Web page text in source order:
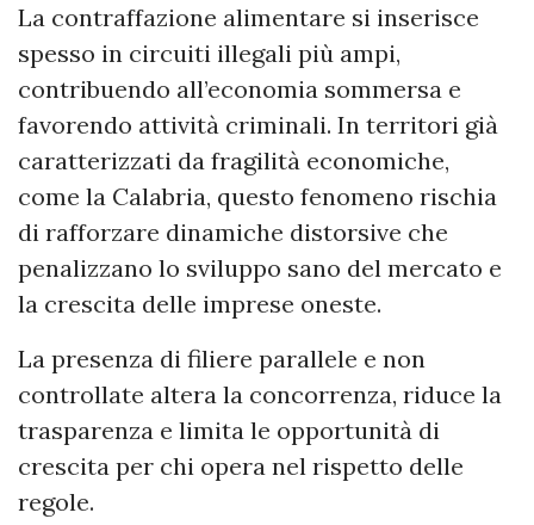
La contraffazione alimentare si inserisce
spesso in circuiti illegali più ampi,
contribuendo all’economia sommersa e
favorendo attività criminali. In territori già
caratterizzati da fragilità economiche,
come la Calabria, questo fenomeno rischia
di rafforzare dinamiche distorsive che
penalizzano lo sviluppo sano del mercato e
la crescita delle imprese oneste.
La presenza di filiere parallele e non
controllate altera la concorrenza, riduce la
trasparenza e limita le opportunità di
crescita per chi opera nel rispetto delle
regole.